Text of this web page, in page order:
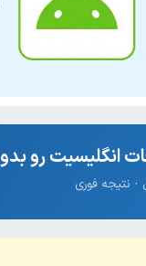
انگلیسیت رو